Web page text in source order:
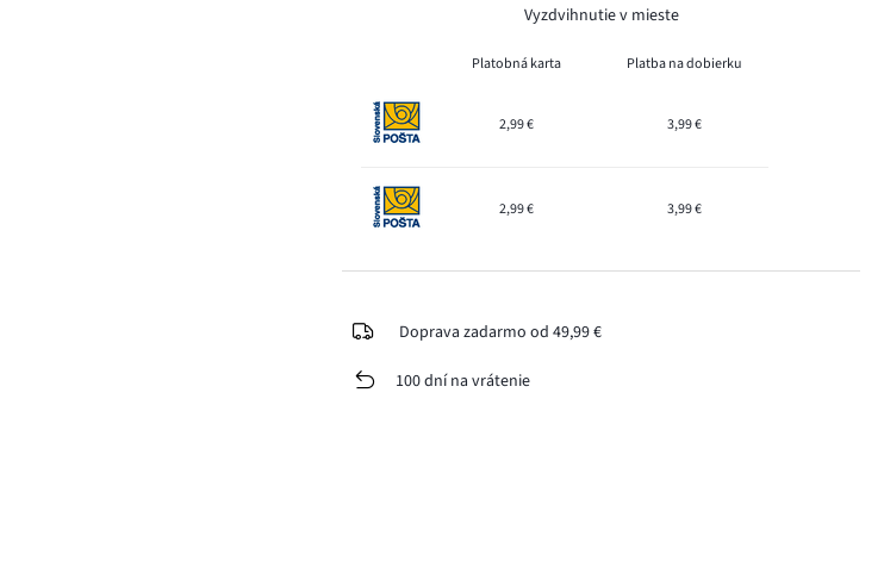
Vyzdvihnutie v mieste
Platobná karta Platba na dobierku
2,99 € 3,99 €
2,99 € 3,99 €
Doprava zadarmo od 49,99 €
100 dní na vrátenie